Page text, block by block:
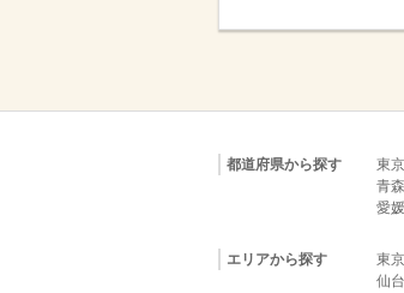
都道府県から探す 東京
青森
愛媛
エリアから探す 東
仙